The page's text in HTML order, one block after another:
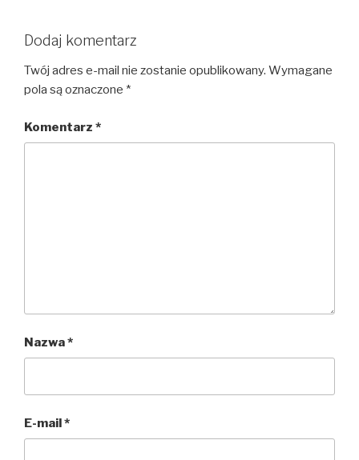
Dodaj komentarz
Twój adres e-mail nie zostanie opublikowany. Wymagane
pola są oznaczone *
Komentarz *
Nazwa*
E-mail*